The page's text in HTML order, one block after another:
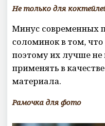
Не только для
Минус современных
соломинок в том,
поэтому их лучше не
применять в
материала.
Рамочка для фото